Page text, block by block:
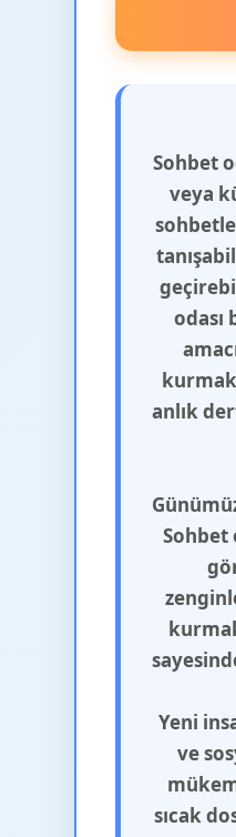
Sohbet
veya
odası
anlık
Sohbet
Yeni
ve
sıcak